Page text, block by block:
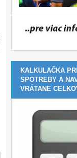
KALKULAČKA
SPOTREBY A
VRÁTANE